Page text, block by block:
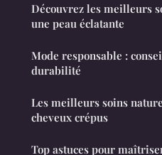
Découvrez les meilleurs
une peau éclatante
Mode responsable :
durabilité
Les meilleurs soins
cheveux crépus
Top astuces pour